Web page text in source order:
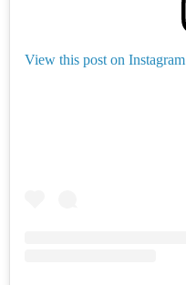
View this post on Instagram